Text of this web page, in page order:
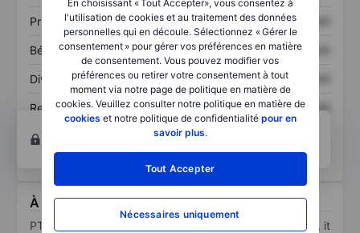
En choisissant « Tout Accepter», vous consentez à
l'utilisation de cookies et au traitement des données
personnelles qui en découle. Sélectionnez « Gérer le
consentement » pour gérer vos préférences en matière
de consentement. Vous pouvez modifier vos
préférences ou retirer votre consentement à tout
moment via notre page de politique en matière de
cookies. Veuillez consulter notre politique en matière de
cookies et notre politique de confidentialité pour en
savoir plus.
Tout Accepter
Nécessaires uniquement
Prix / ventes XXXXXXX XXXXXXX
Bénéfice par action XXXXXXX XXXXXXX
Dividende par action XXXXXXX XXXXXXX
Rendement des
capitaux propres
XXXXXXX
XXXXXXX
Ouvrir un compte
pour accéder à d’autres outils
techniques et d’analyses.
À propos PTL LTD
PTL Ltd is a holding company. Through its subsidiaries, it